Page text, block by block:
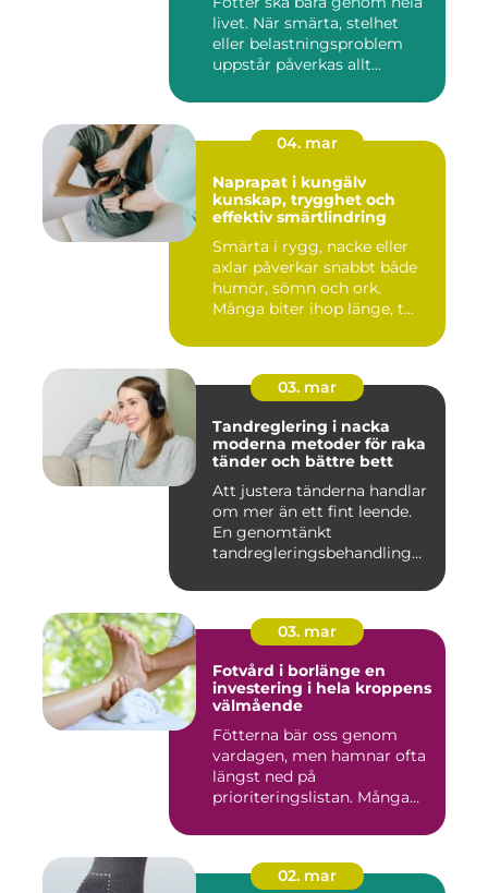
livet. När smärta, stelhet
eller belastningsproblem
uppstår påverkas allt...
04. mar
Naprapat i kungälv
kunskap, trygghet och
effektiv smärtlindring
Smärta i rygg, nacke eller
axlar påverkar snabbt både
humör, sömn och ork.
Många biter ihop länge, t...
03. mar
Tandreglering i nacka
moderna metoder för raka
tänder och bättre bett
Att justera tänderna handlar
om mer än ett fint leende.
En genomtänkt
tandregleringsbehandling
03. mar
Fotvård i borlänge en
investering i hela kroppens
välmående
Fötterna bär oss genom
vardagen, men hamnar ofta
längst ned på
prioriteringslistan. Många
02. mar